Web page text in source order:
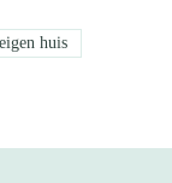
huis